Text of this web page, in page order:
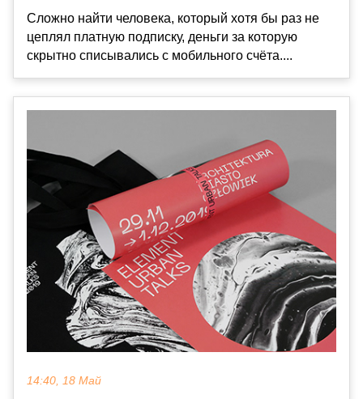
Сложно найти человека, который хотя бы раз не
цеплял платную подписку, деньги за которую
скрытно списывались с мобильного счёта....
14:40, 18 Май